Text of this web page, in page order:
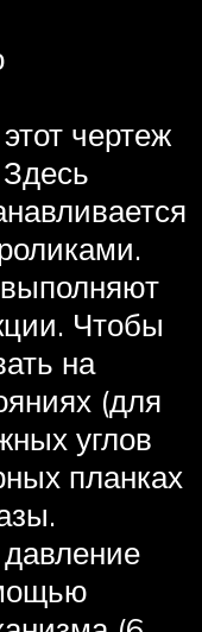
чертеж
Чтобы
на
(для
углов
планках